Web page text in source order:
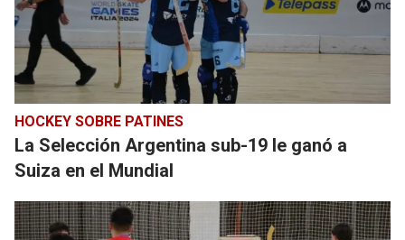
HOCKEY SOBRE PATINES
La Selección Argentina sub-19 le ganó a
Suiza en el Mundial